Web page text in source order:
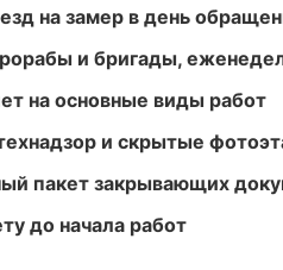
на замер в день
и бригады,
на основные виды работ
и скрытые
пакет закрывающих
до начала работ